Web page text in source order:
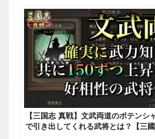
【三国志 真戦】文武両道のポテンシ
で引き出してくれる武将とは？【三